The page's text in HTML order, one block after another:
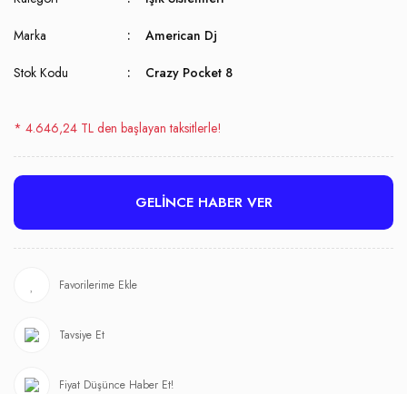
Marka American Dj
Stok Kodu Crazy Pocket 8
* 4.646,24 TL den başlayan taksitlerle!
GELİNCE HABER VER
Tavsiye Et
Fiyat Düşünce Haber Et!